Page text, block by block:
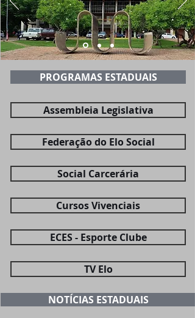
PROGRAMAS ESTADUAIS
Assembleia Legislativa
Federação do Elo Social
Social Carcerária
Cursos Vivenciais
ECES - Esporte Clube
TV Elo
NOTÍCIAS ESTADUAIS